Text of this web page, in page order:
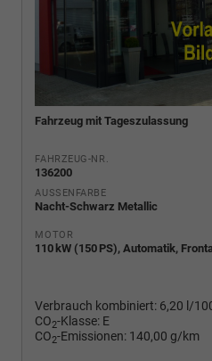
Fahrzeug mit Tageszulassung
FAHRZEUG-NR.
136200
AUSSENFARBE
Nacht-Schwarz Metallic
MOTOR
110 kW (150 PS), Automatik,
Verbrauch kombiniert: 6,20 l/
CO2-Klasse: E
CO2-Emissionen: 140,00 g/km